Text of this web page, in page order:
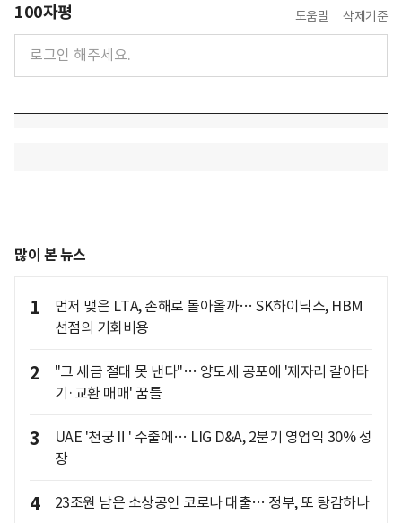
100자평 도움말 삭제기준
많이 본 뉴스
1
먼저 맺은 LTA, 손해로 돌아올까… SK하이닉스, HBM
선점의 기회비용
2
"그 세금 절대 못 낸다"… 양도세 공포에 '제자리 갈아타
기·교환 매매' 꿈틀
3
UAE '천궁Ⅱ' 수출에… LIG D&A, 2분기 영업익 30% 성
장
4 23조원 남은 소상공인 코로나 대출… 정부, 또 탕감하나